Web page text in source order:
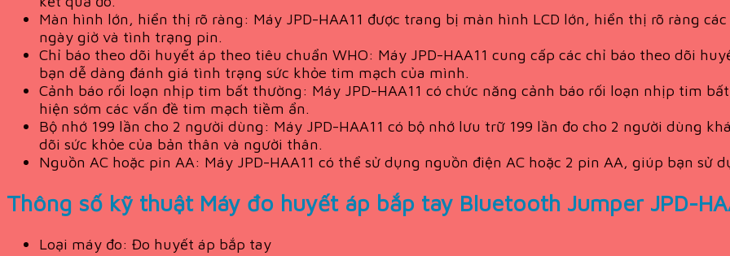
Màn hình lớn, hiển thị rõ ràng: Máy JPD-HAA11 được trang bị màn hình LCD lớn, hiển thị rõ ràng
ngày giờ và tình trạng pin.
Chỉ báo theo dõi huyết áp theo tiêu chuẩn WHO: Máy JPD-HAA11 cung cấp các chỉ báo theo dõi
bạn dễ dàng đánh giá tình trạng sức khỏe tim mạch của mình.
Cảnh báo rối loạn nhịp tim bất thường: Máy JPD-HAA11 có chức năng cảnh báo rối loạn nhịp tim
hiện sớm các vấn đề tim mạch tiềm ẩn.
Bộ nhớ 199 lần cho 2 người dùng: Máy JPD-HAA11 có bộ nhớ lưu trữ 199 lần đo cho 2 người dùng
dõi sức khỏe của bản thân và người thân.
Nguồn AC hoặc pin AA: Máy JPD-HAA11 có thể sử dụng nguồn điện AC hoặc 2 pin AA, giúp bạn sử
Thông số kỹ thuật Máy đo huyết áp bắp tay Bluetooth Jumper JPD-
Loại máy đo: Đo huyết áp bắp tay